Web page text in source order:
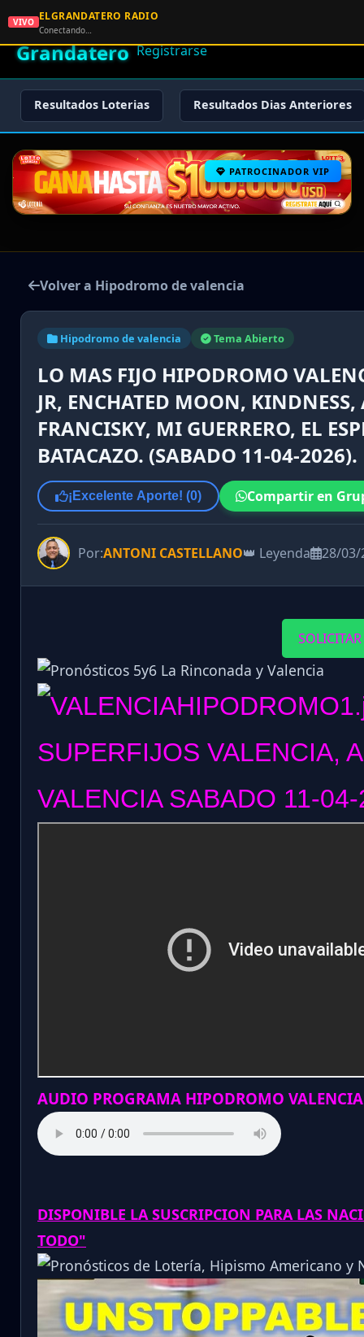
🌟 El
Grandatero Registrarse
Resultados Loterias Resultados Dias Anteriores
PATROCINADOR VIP
Volver a Hipodromo de valencia
Hipodromo de valencia Tema Abierto
LO MAS FIJO HIPODROMO
JR, ENCHATED MOON,
FRANCISKY, MI GUERRERO, EL
BATACAZO. (SABADO 11-04-2026).
¡Excelente Aporte! (0) Compartir en
Por:ANTONI CASTELLANO👑 Leyenda 28/03/
SUPERFIJOS VALENCIA,
VALENCIA SABADO 11-
AUDIO PROGRAMA HIPODROMO
DISPONIBLE LA SUSCRIPCION PARA LAS
TODO"
VIVO ELGRANDATERO RADIO
Conectando…